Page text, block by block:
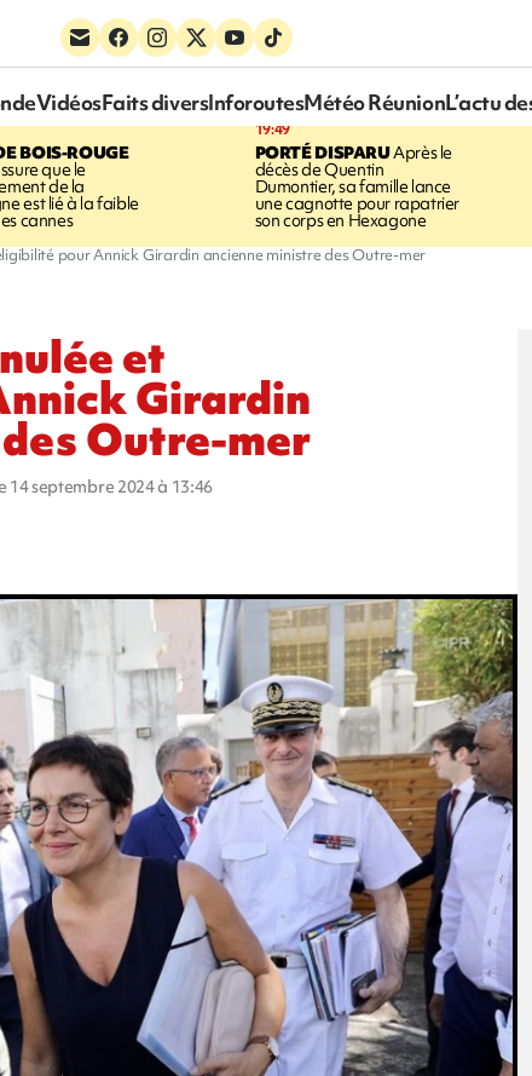
VidéosFaits diversInforoutesMétéo RéunionL’actu
BOIS-ROUGE
que le
de la
est lié à la faible
cannes
19:49
PORTÉ DISPARUAprès le
décès de Quentin
Dumontier, sa famille lance
une cagnotte pour rapatrier
son corps en Hexagone
pour Annick Girardin ancienne ministre des Outre-mer
et
Girardin
Outre-mer
14 septembre 2024 à 13:46